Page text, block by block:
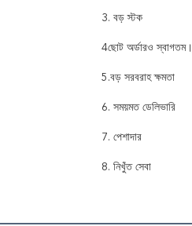
3. বড় স্টক
4ছোট অর্ডারও স্বাগতম।
5.বড় সরবরাহ ক্ষমতা
6. সময়মত ডেলিভারি
7. পেশাদার
8. নিখুঁত সেবা